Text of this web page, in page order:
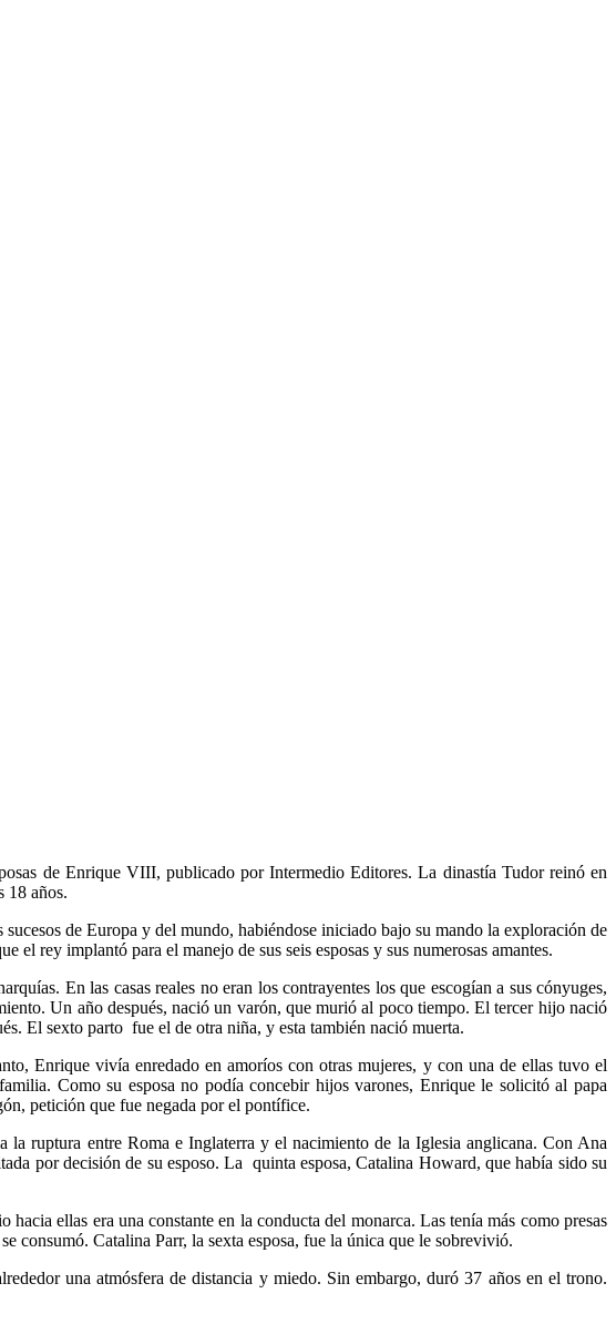
de Enrique VIII, publicado por Intermedio Editores. La dinastía Tudor reinó en
18 años.
de Europa y del mundo, habiéndose iniciado bajo su mando la exploración de
rey implantó para el manejo de sus seis esposas y sus numerosas amantes.
En las casas reales no eran los contrayentes los que escogían a sus cónyuges,
Un año después, nació un varón, que murió al poco tiempo. El tercer hijo nació
El sexto parto fue el de otra niña, y esta también nació muerta.
Enrique vivía enredado en amoríos con otras mujeres, y con una de ellas tuvo el
Como su esposa no podía concebir hijos varones, Enrique le solicitó al papa
petición que fue negada por el pontífice.
ruptura entre Roma e Inglaterra y el nacimiento de la Iglesia anglicana. Con Ana
por decisión de su esposo. La quinta esposa, Catalina Howard, que había sido su
ellas era una constante en la conducta del monarca. Las tenía más como presas
consumó. Catalina Parr, la sexta esposa, fue la única que le sobrevivió.
una atmósfera de distancia y miedo. Sin embargo, duró 37 años en el trono.